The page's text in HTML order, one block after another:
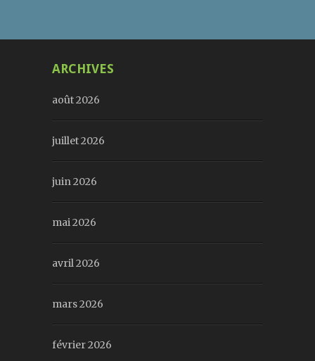
ARCHIVES
août 2026
juillet 2026
juin 2026
mai 2026
avril 2026
mars 2026
février 2026